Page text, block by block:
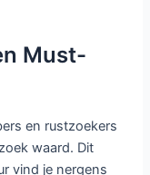
Must-
en rustzoekers
waard. Dit
vind je nergens